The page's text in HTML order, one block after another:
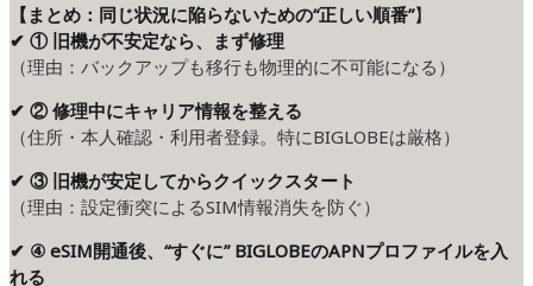
【まとめ：同じ状況に陥らないための“正しい順番”】
✔ ① 旧機が不安定なら、まず修理
（理由：バックアップも移行も物理的に不可能になる）
✔ ② 修理中にキャリア情報を整える
（住所・本人確認・利用者登録。特にBIGLOBEは厳格）
✔ ③ 旧機が安定してからクイックスタート
（理由：設定衝突によるSIM情報消失を防ぐ）
✔ ④ eSIM開通後、“すぐに” BIGLOBEのAPNプロファイルを入
れる